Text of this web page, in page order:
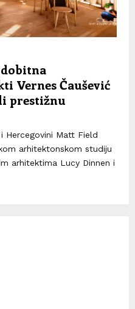
Vernes Čaušević
prestižnu
Hercegovini Matt Field
arhitektonskom studiju
arhitektima Lucy Dinnen i